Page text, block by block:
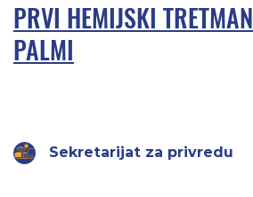
PRVI HEMIJSKI TRETMAN
PALMI
Sekretarijat za privredu